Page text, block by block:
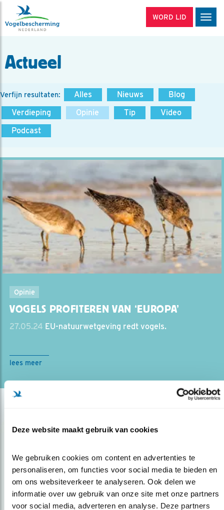
Deze website maakt gebruik van cookies
We gebruiken cookies om content en advertenties te
personaliseren, om functies voor social media te bieden en
om ons websiteverkeer te analyseren. Ook delen we
informatie over uw gebruik van onze site met onze partners
voor social media, adverteren en analyse. Deze partners
WORD LID
Actueel
Verfijn resultaten: Alles Nieuws
Blog
Verdieping
Opinie Tip
Video
Podcast
Opinie
VOGELS PROFITEREN VAN ‘EUROPA’
27.05.24 EU-natuurwetgeving redt vogels.
lees meer
Op de hoogte blijven?
Meld je aan en ontvang nieuws, inspiratie, acties en tips